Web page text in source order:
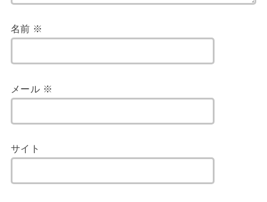
名前 ※
メール ※
サイト